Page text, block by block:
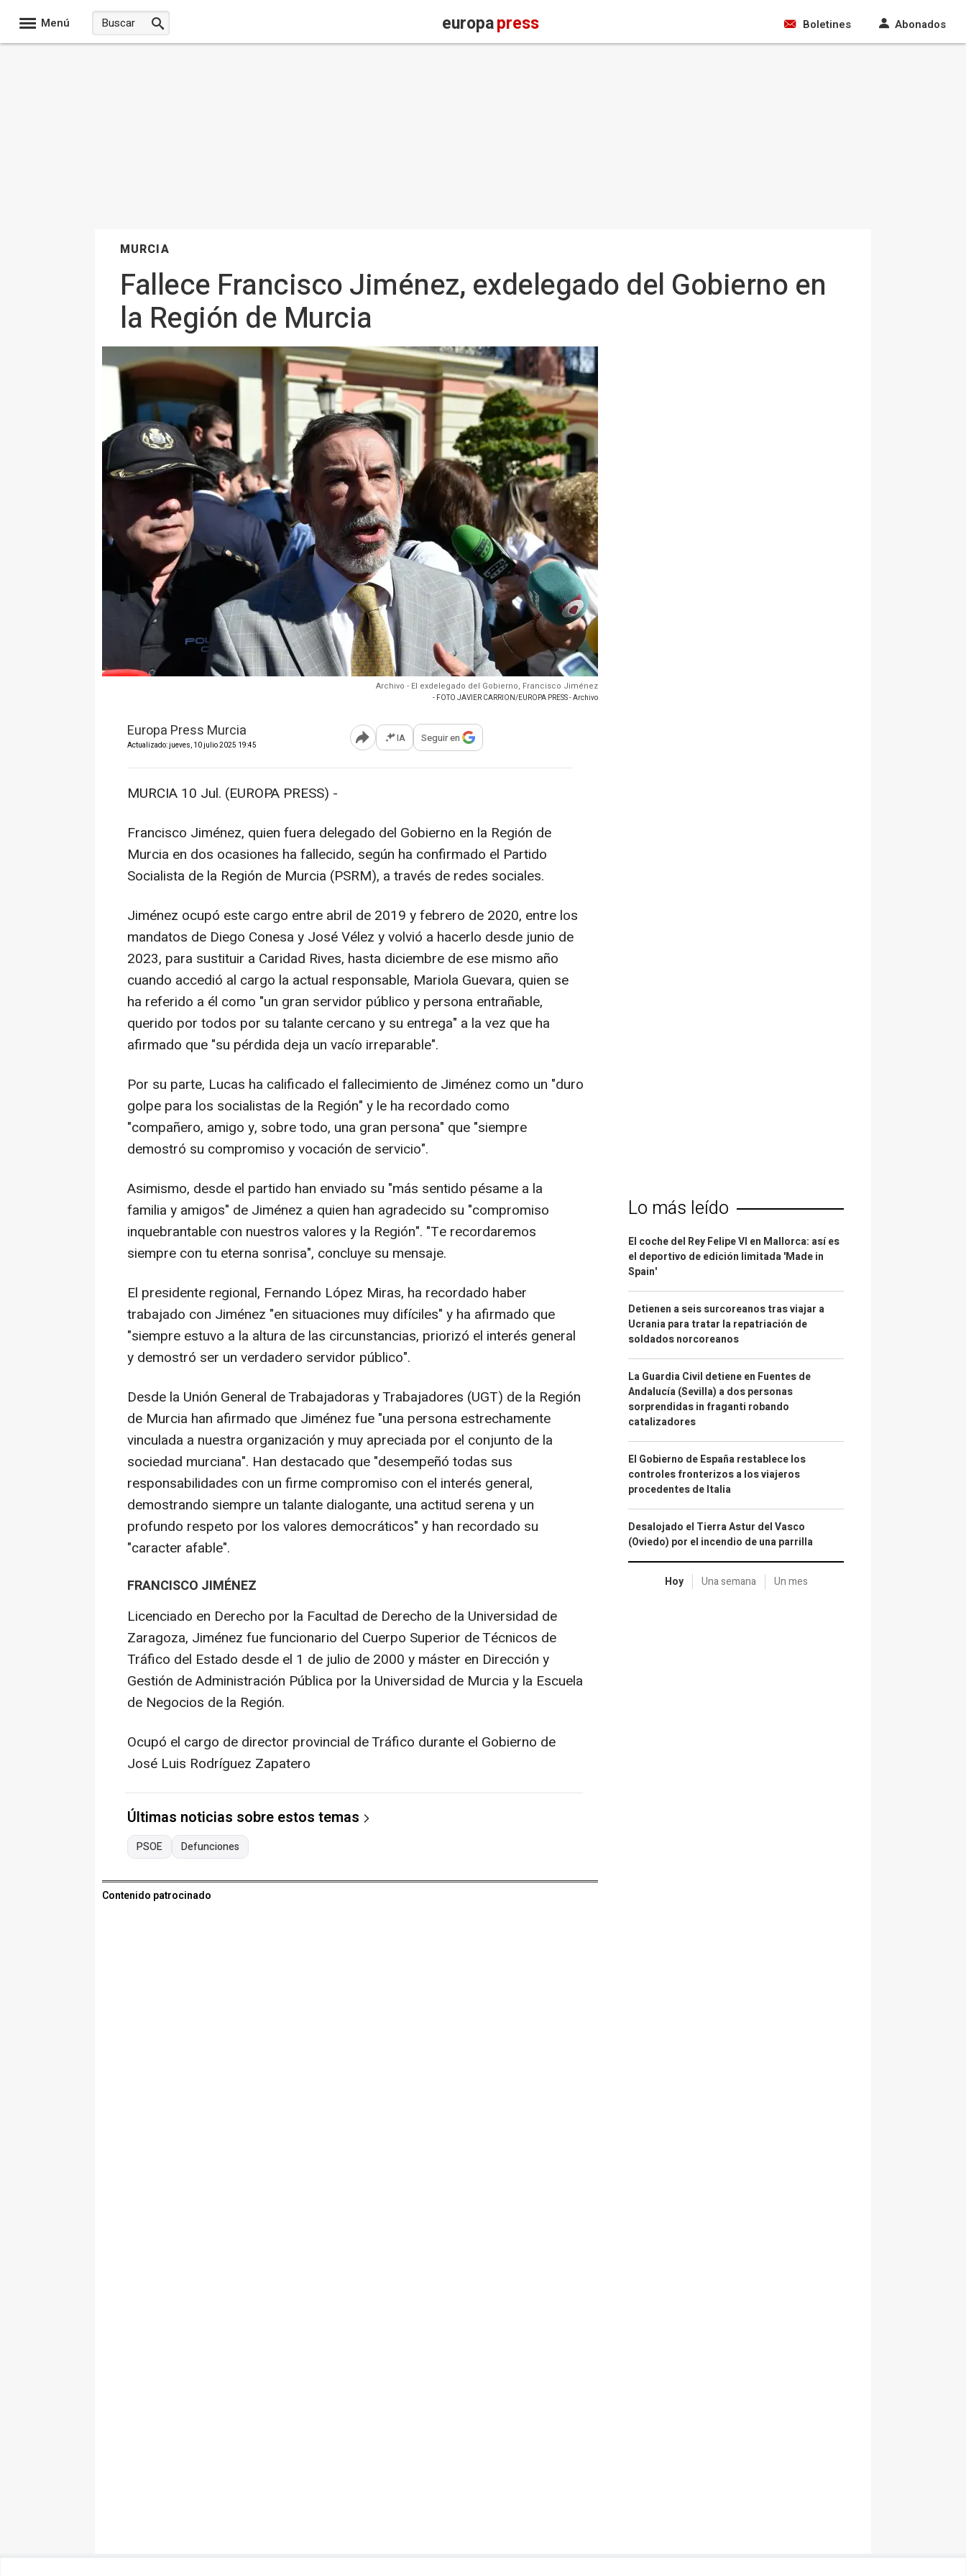
Menú europapress Boletines Abonados
MURCIA
Fallece Francisco Jiménez, exdelegado del Gobierno en
la Región de Murcia
Archivo - El exdelegado del Gobierno, Francisco Jiménez
- FOTO JAVIER CARRION/EUROPA PRESS - Archivo
Europa Press Murcia
Actualizado: jueves, 10 julio 2025 19:45 Abrir opciones para compartir
IA Seguir en
MURCIA 10 Jul. (EUROPA PRESS) -
Francisco Jiménez, quien fuera delegado del Gobierno en la Región de
Murcia en dos ocasiones ha fallecido, según ha confirmado el Partido
Socialista de la Región de Murcia (PSRM), a través de redes sociales.
Jiménez ocupó este cargo entre abril de 2019 y febrero de 2020, entre los
mandatos de Diego Conesa y José Vélez y volvió a hacerlo desde junio de
2023, para sustituir a Caridad Rives, hasta diciembre de ese mismo año
cuando accedió al cargo la actual responsable, Mariola Guevara, quien se
ha referido a él como "un gran servidor público y persona entrañable,
querido por todos por su talante cercano y su entrega" a la vez que ha
afirmado que "su pérdida deja un vacío irreparable".
Por su parte, Lucas ha calificado el fallecimiento de Jiménez como un "duro
golpe para los socialistas de la Región" y le ha recordado como
"compañero, amigo y, sobre todo, una gran persona" que "siempre
demostró su compromiso y vocación de servicio".
Asimismo, desde el partido han enviado su "más sentido pésame a la
familia y amigos" de Jiménez a quien han agradecido su "compromiso
inquebrantable con nuestros valores y la Región". "Te recordaremos
siempre con tu eterna sonrisa", concluye su mensaje.
El presidente regional, Fernando López Miras, ha recordado haber
trabajado con Jiménez "en situaciones muy difíciles" y ha afirmado que
"siempre estuvo a la altura de las circunstancias, priorizó el interés general
y demostró ser un verdadero servidor público".
Desde la Unión General de Trabajadoras y Trabajadores (UGT) de la Región
de Murcia han afirmado que Jiménez fue "una persona estrechamente
vinculada a nuestra organización y muy apreciada por el conjunto de la
sociedad murciana". Han destacado que "desempeñó todas sus
responsabilidades con un firme compromiso con el interés general,
demostrando siempre un talante dialogante, una actitud serena y un
profundo respeto por los valores democráticos" y han recordado su
"caracter afable".
FRANCISCO JIMÉNEZ
Licenciado en Derecho por la Facultad de Derecho de la Universidad de
Zaragoza, Jiménez fue funcionario del Cuerpo Superior de Técnicos de
Tráfico del Estado desde el 1 de julio de 2000 y máster en Dirección y
Gestión de Administración Pública por la Universidad de Murcia y la Escuela
de Negocios de la Región.
Ocupó el cargo de director provincial de Tráfico durante el Gobierno de
José Luis Rodríguez Zapatero
Últimas noticias sobre estos temas
PSOE Defunciones
Contenido patrocinado
Lo más leído
El coche del Rey Felipe VI en Mallorca: así es
el deportivo de edición limitada 'Made in
Spain'
Detienen a seis surcoreanos tras viajar a
Ucrania para tratar la repatriación de
soldados norcoreanos
La Guardia Civil detiene en Fuentes de
Andalucía (Sevilla) a dos personas
sorprendidas in fraganti robando
catalizadores
El Gobierno de España restablece los
controles fronterizos a los viajeros
procedentes de Italia
Desalojado el Tierra Astur del Vasco
(Oviedo) por el incendio de una parrilla
Hoy Una semana Un mes